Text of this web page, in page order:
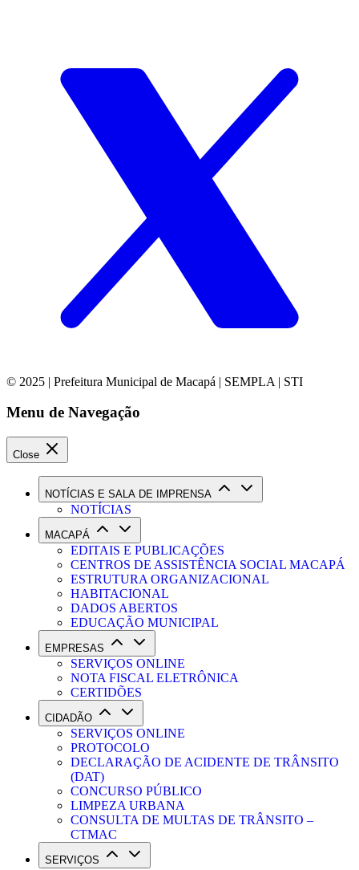
© 2025 | Prefeitura Municipal de Macapá | SEMPLA | STI
Menu de Navegação
Close
NOTÍCIAS E SALA DE IMPRENSA
NOTÍCIAS
MACAPÁ
EDITAIS E PUBLICAÇÕES
CENTROS DE ASSISTÊNCIA SOCIAL MACAPÁ
ESTRUTURA ORGANIZACIONAL
HABITACIONAL
DADOS ABERTOS
EDUCAÇÃO MUNICIPAL
EMPRESAS
SERVIÇOS ONLINE
NOTA FISCAL ELETRÔNICA
CERTIDÕES
CIDADÃO
SERVIÇOS ONLINE
PROTOCOLO
DECLARAÇÃO DE ACIDENTE DE TRÂNSITO
(DAT)
CONCURSO PÚBLICO
LIMPEZA URBANA
CONSULTA DE MULTAS DE TRÂNSITO –
CTMAC
SERVIÇOS